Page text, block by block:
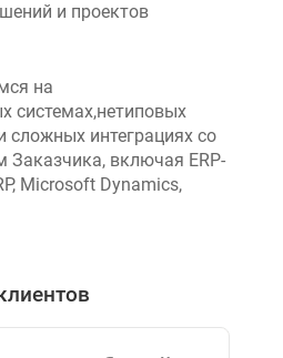
и проектов
на
системах,нетиповых
интеграциях со
Заказчика, включая ERP-
Microsoft Dynamics,